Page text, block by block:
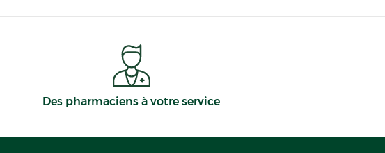
Des pharmaciens à votre service